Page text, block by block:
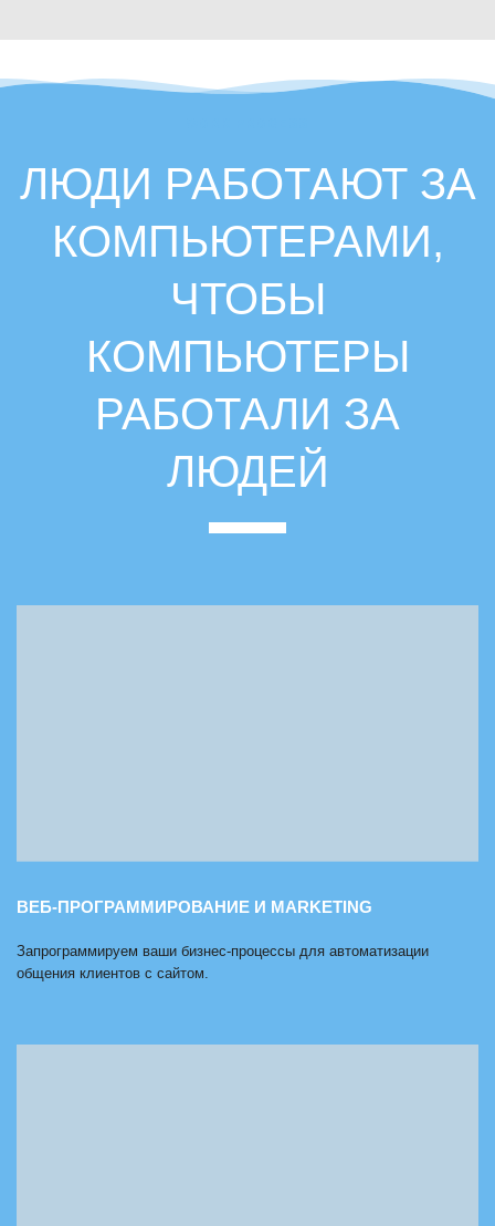
ЛЮДИ РАБОТАЮТ ЗА
КОМПЬЮТЕРАМИ,
ЧТОБЫ
КОМПЬЮТЕРЫ
РАБОТАЛИ ЗА
ЛЮДЕЙ
ВЕБ-ПРОГРАММИРОВАНИЕ И MARKETING
Запрограммируем ваши бизнес-процессы для автоматизации
общения клиентов с сайтом.